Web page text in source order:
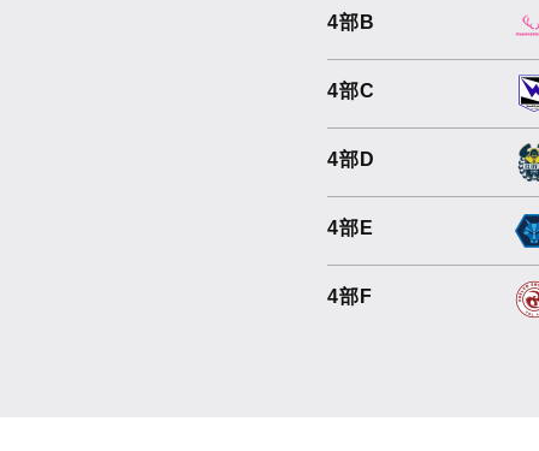
4部B
4部C
4部D
4部E
4部F